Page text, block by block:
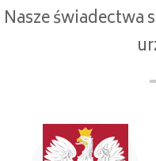
Nasze świadectwa